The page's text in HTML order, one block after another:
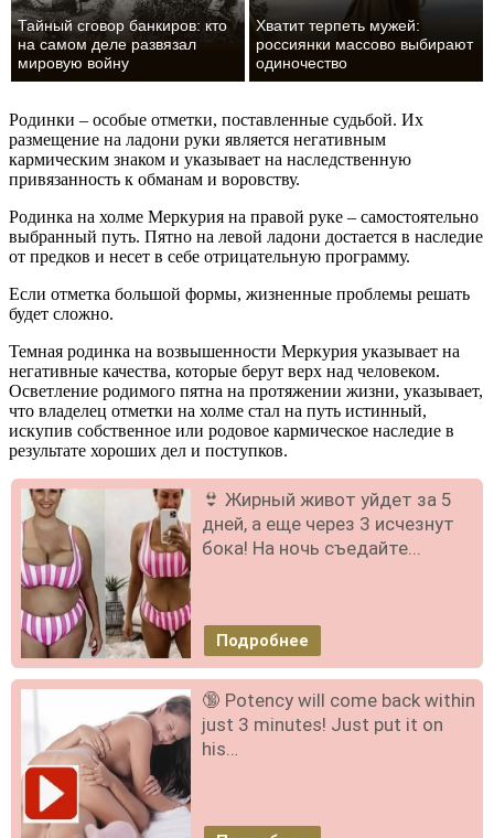
Тайный сговор банкиров: кто
на самом деле развязал
мировую войну
Хватит терпеть мужей:
россиянки массово выбирают
одиночество
Родинки – особые отметки, поставленные судьбой. Их
размещение на ладони руки является негативным
кармическим знаком и указывает на наследственную
привязанность к обманам и воровству.
Родинка на холме Меркурия на правой руке – самостоятельно
выбранный путь. Пятно на левой ладони достается в наследие
от предков и несет в себе отрицательную программу.
Если отметка большой формы, жизненные проблемы решать
будет сложно.
Темная родинка на возвышенности Меркурия указывает на
негативные качества, которые берут верх над человеком.
Осветление родимого пятна на протяжении жизни, указывает,
что владелец отметки на холме стал на путь истинный,
искупив собственное или родовое кармическое наследие в
результате хороших дел и поступков.
👙 Жирный живот уйдет за 5
дней, а еще через 3 исчезнут
бока! На ночь съедайте...
Подробнее
🔞 Potency will come back within
just 3 minutes! Just put it on
his…